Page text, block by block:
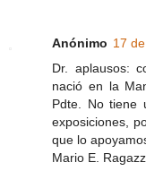
Anónimo 17
Dr. aplausos:
nació en la
Pdte. No tiene
exposiciones,
que lo
Mario E.